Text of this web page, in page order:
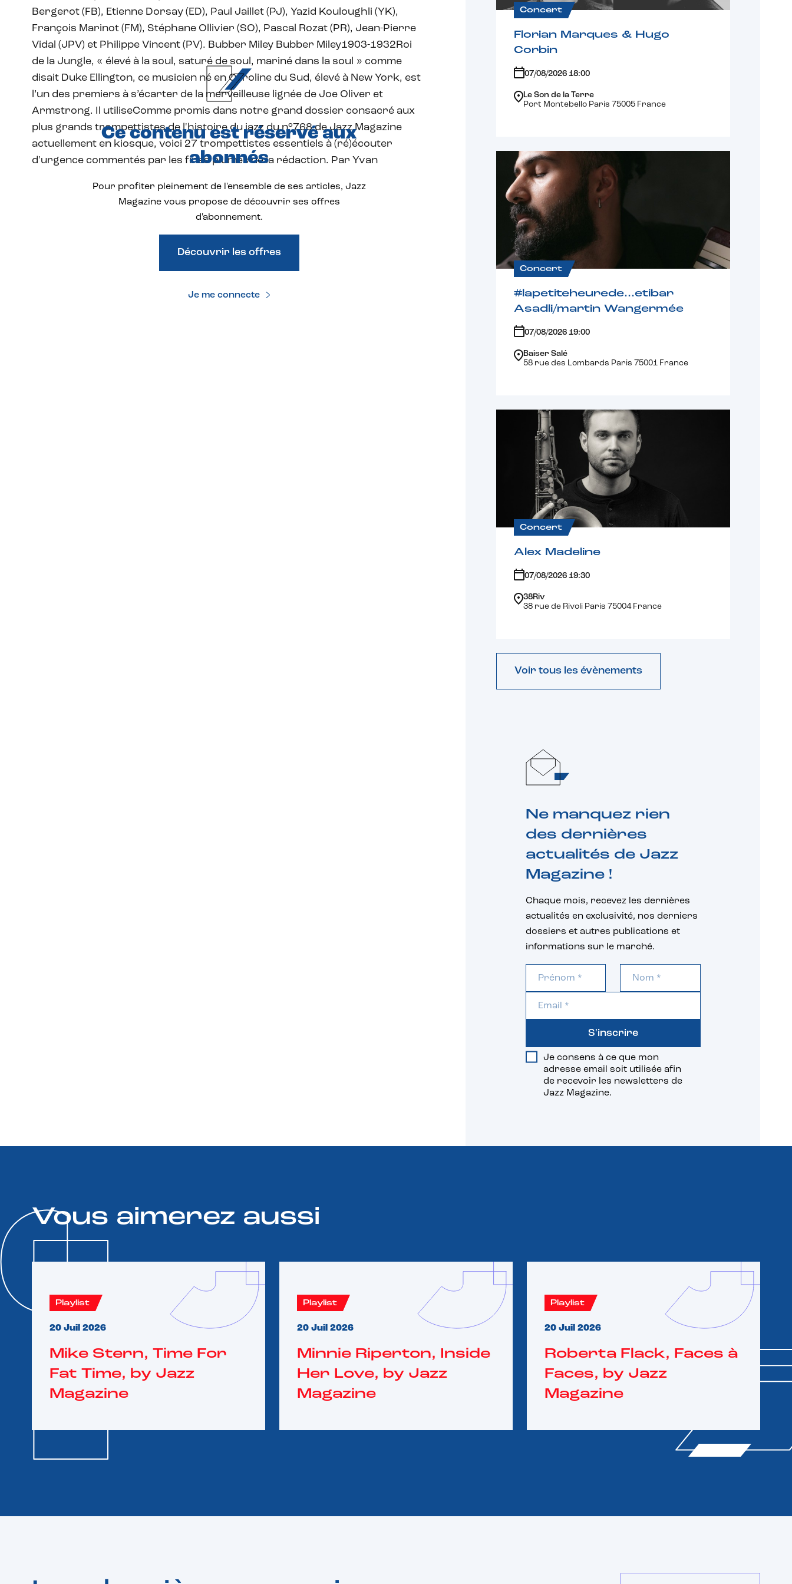
Bergerot (FB), Etienne Dorsay (ED), Paul Jaillet (PJ), Yazid Kouloughli (YK),
François Marinot (FM), Stéphane Ollivier (SO), Pascal Rozat (PR), Jean-Pierre
Vidal (JPV) et Philippe Vincent (PV). Bubber Miley Bubber Miley1903-1932Roi
de la Jungle, « élevé à la soul, saturé de soul, mariné dans la soul » comme
disait Duke Ellington, ce musicien né en Caroline du Sud, élevé à New York, est
l’un des premiers à s’écarter de la merveilleuse lignée de Joe Oliver et
Armstrong. Il utiliseComme promis dans notre grand dossier consacré aux
plus grands trompettistes de l'histoire du jazz du n°768 de Jazz Magazine
actuellement en kiosque, voici 27 trompettistes essentiels à (ré)écouter
d'urgence commentés par les fines plumes de la rédaction. Par Yvan
Ce contenu est réservé aux
abonnés
Pour profiter pleinement de l'ensemble de ses articles, Jazz
Magazine vous propose de découvrir ses offres
d'abonnement.
Découvrir les offres
Je me connecte
Concert
Florian Marques & Hugo
Corbin
07/08/2026 18:00
Le Son de la Terre
Port Montebello Paris 75005 France
Concert
#lapetiteheurede…etibar
Asadli/martin Wangermée
07/08/2026 19:00
Baiser Salé
58 rue des Lombards Paris 75001 France
Concert
Alex Madeline
07/08/2026 19:30
38Riv
38 rue de Rivoli Paris 75004 France
Voir tous les évènements
Ne manquez rien
des dernières
actualités de Jazz
Magazine !
Chaque mois, recevez les dernières
actualités en exclusivité, nos derniers
dossiers et autres publications et
informations sur le marché.
Je consens à ce que mon
adresse email soit utilisée afin
de recevoir les newsletters de
Jazz Magazine.
S'inscrire
Vous aimerez aussi
Playlist
20 Juil 2026
Mike Stern, Time For
Fat Time, by Jazz
Magazine
Playlist
20 Juil 2026
Minnie Riperton, Inside
Her Love, by Jazz
Magazine
Playlist
20 Juil 2026
Roberta Flack, Faces à
Faces, by Jazz
Magazine